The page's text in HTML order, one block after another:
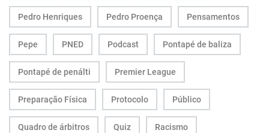
Pedro Henriques Pedro Proença Pensamentos
Pepe PNED Podcast Pontapé de baliza
Pontapé de penálti Premier League
Preparação Física Protocolo Público
Quadro de árbitros Quiz Racismo